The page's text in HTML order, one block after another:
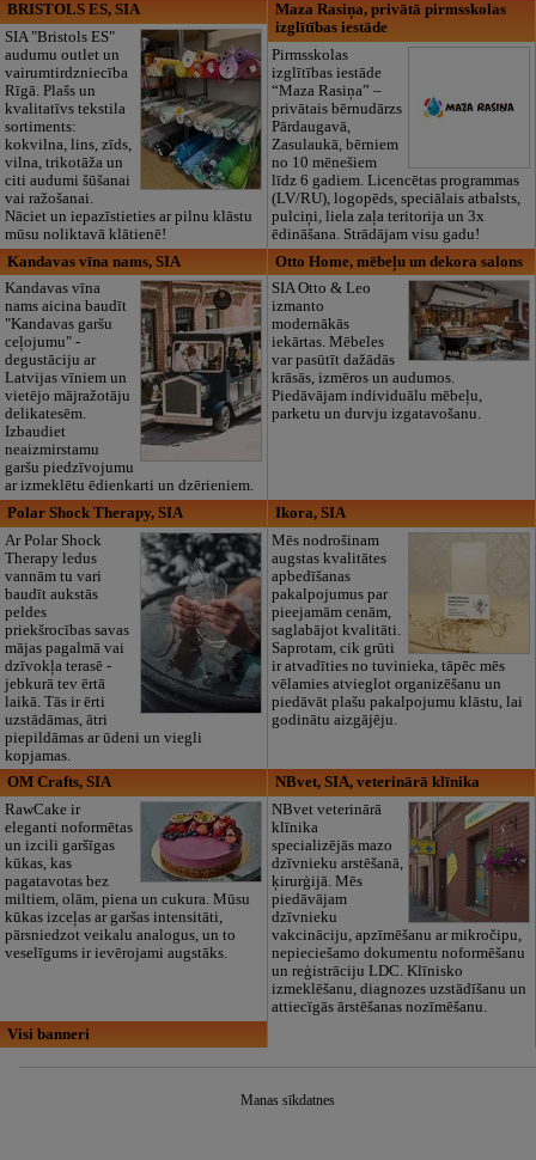
BRISTOLS ES, SIA
SIA "Bristols ES"
audumu outlet un
vairumtirdzniecība
Rīgā. Plašs un
kvalitatīvs tekstila
sortiments:
kokvilna, lins, zīds,
vilna, trikotāža un
citi audumi šūšanai
vai ražošanai.
Nāciet un iepazīstieties ar pilnu klāstu
mūsu noliktavā klātienē!
Maza Rasiņa, privātā pirmsskolas
izglītības iestāde
Pirmsskolas
izglītības iestāde
“Maza Rasiņa” –
privātais bērnudārzs
Pārdaugavā,
Zasulaukā, bērniem
no 10 mēnešiem
līdz 6 gadiem. Licencētas programmas
(LV/RU), logopēds, speciālais atbalsts,
pulciņi, liela zaļa teritorija un 3x
ēdināšana. Strādājam visu gadu!
Kandavas vīna nams, SIA
Kandavas vīna
nams aicina baudīt
"Kandavas garšu
ceļojumu" -
degustāciju ar
Latvijas vīniem un
vietējo mājražotāju
delikatesēm.
Izbaudiet
neaizmirstamu
garšu piedzīvojumu
ar izmeklētu ēdienkarti un dzērieniem.
Otto Home, mēbeļu un dekora salons
SIA Otto & Leo
izmanto
modernākās
iekārtas. Mēbeles
var pasūtīt dažādās
krāsās, izmēros un audumos.
Piedāvājam individuālu mēbeļu,
parketu un durvju izgatavošanu.
Polar Shock Therapy, SIA
Ar Polar Shock
Therapy ledus
vannām tu vari
baudīt aukstās
peldes
priekšrocības savas
mājas pagalmā vai
dzīvokļa terasē -
jebkurā tev ērtā
laikā. Tās ir ērti
uzstādāmas, ātri
piepildāmas ar ūdeni un viegli
kopjamas.
Ikora, SIA
Mēs nodrošinam
augstas kvalitātes
apbedīšanas
pakalpojumus par
pieejamām cenām,
saglabājot kvalitāti.
Saprotam, cik grūti
ir atvadīties no tuvinieka, tāpēc mēs
vēlamies atvieglot organizēšanu un
piedāvāt plašu pakalpojumu klāstu, lai
godinātu aizgājēju.
OM Crafts, SIA
RawCake ir
eleganti noformētas
un izcili garšīgas
kūkas, kas
pagatavotas bez
miltiem, olām, piena un cukura. Mūsu
kūkas izceļas ar garšas intensitāti,
pārsniedzot veikalu analogus, un to
veselīgums ir ievērojami augstāks.
NBvet, SIA, veterinārā klīnika
NBvet veterinārā
klīnika
specializējās mazo
dzīvnieku arstēšanā,
ķirurģijā. Mēs
piedāvājam
dzīvnieku
vakcināciju, apzīmēšanu ar mikročipu,
nepieciešamo dokumentu noformēšanu
un reģistrāciju LDC. Klīnisko
izmeklēšanu, diagnozes uzstādīšanu un
attiecīgās ārstēšanas nozīmēšanu.
Visi banneri
Manas sīkdatnes